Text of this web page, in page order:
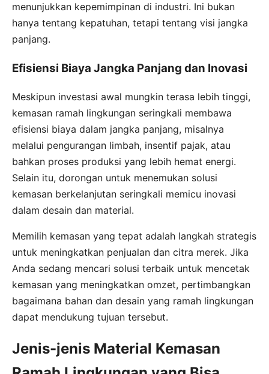
menunjukkan kepemimpinan di industri. Ini bukan
hanya tentang kepatuhan, tetapi tentang visi jangka
panjang.
Efisiensi Biaya Jangka Panjang dan Inovasi
Meskipun investasi awal mungkin terasa lebih tinggi,
kemasan ramah lingkungan seringkali membawa
efisiensi biaya dalam jangka panjang, misalnya
melalui pengurangan limbah, insentif pajak, atau
bahkan proses produksi yang lebih hemat energi.
Selain itu, dorongan untuk menemukan solusi
kemasan berkelanjutan seringkali memicu inovasi
dalam desain dan material.
Memilih kemasan yang tepat adalah langkah strategis
untuk meningkatkan penjualan dan citra merek. Jika
Anda sedang mencari solusi terbaik untuk mencetak
kemasan yang meningkatkan omzet, pertimbangkan
bagaimana bahan dan desain yang ramah lingkungan
dapat mendukung tujuan tersebut.
Jenis-jenis Material Kemasan